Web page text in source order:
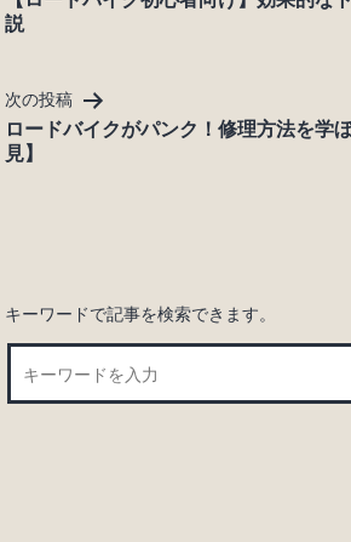
ナ
ゲ
ー
シ
ョ
説
次の投稿
ロードバイクがパンク！修理方法を学
見】
キーワードで記事を検索できます。